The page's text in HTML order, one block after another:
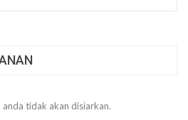
tidak akan disiarkan.